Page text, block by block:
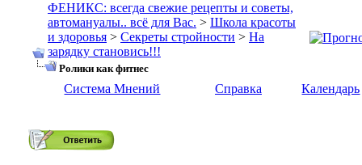
ФЕНИКС: всегда свежие рецепты и советы,
автомануалы.. всё для Вас. > Школа красоты
и здоровья > Секреты стройности > На
зарядку становись!!!
Ролики как фитнес
Система Мнений Справка Календарь